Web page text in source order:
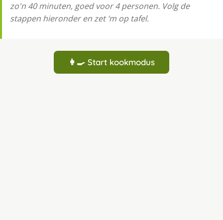
zo'n 40 minuten, goed voor 4 personen. Volg de
stappen hieronder en zet ‘m op tafel.
👩‍🍳 Start kookmodus